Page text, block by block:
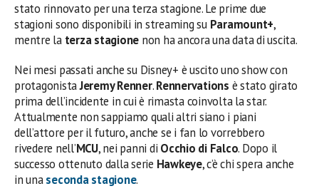
stato rinnovato per una terza stagione. Le prime due
stagioni sono disponibili in streaming su Paramount+,
mentre la terza stagione non ha ancora una data di uscita.
Nei mesi passati anche su Disney+ è uscito uno show con
protagonistaJeremy Renner.Rennervations è stato girato
prima dell’incidente in cui è rimasta coinvolta la star.
Attualmente non sappiamo quali altri siano i piani
dell’attore per il futuro, anche se i fan lo vorrebbero
rivedere nell’MCU, nei panni di Occhio di Falco. Dopo il
successo ottenuto dalla serie Hawkeye, c’è chi spera anche
in unaseconda stagione.